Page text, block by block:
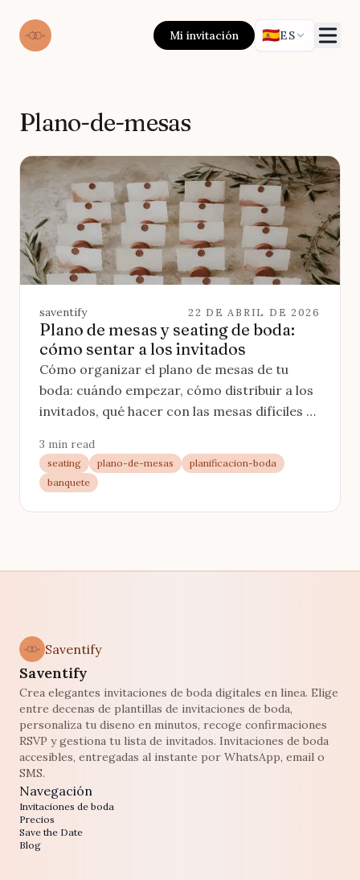
Mi invitación 🇪🇸ES
Plano-de-mesas
saventify 22 DE ABRIL DE 2026
Plano de mesas y seating de boda:
cómo sentar a los invitados
Cómo organizar el plano de mesas de tu
boda: cuándo empezar, cómo distribuir a los
invitados, qué hacer con las mesas difíciles y
3 min read
seating plano-de-mesas
planificacion-boda
banquete
Saventify
Saventify
Crea elegantes invitaciones de boda digitales en linea. Elige
entre decenas de plantillas de invitaciones de boda,
personaliza tu diseno en minutos, recoge confirmaciones
RSVP y gestiona tu lista de invitados. Invitaciones de boda
accesibles, entregadas al instante por WhatsApp, email o
SMS.
Navegación
Invitaciones de boda
Precios
Save the Date
Blog